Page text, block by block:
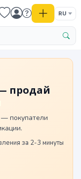
RU
продай
покупатели
за 2-3 минуты